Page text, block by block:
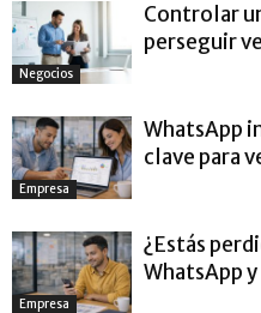
Negocios
Controlar
perseguir
Empresa
WhatsApp
clave para
Empresa
¿Estás
WhatsApp